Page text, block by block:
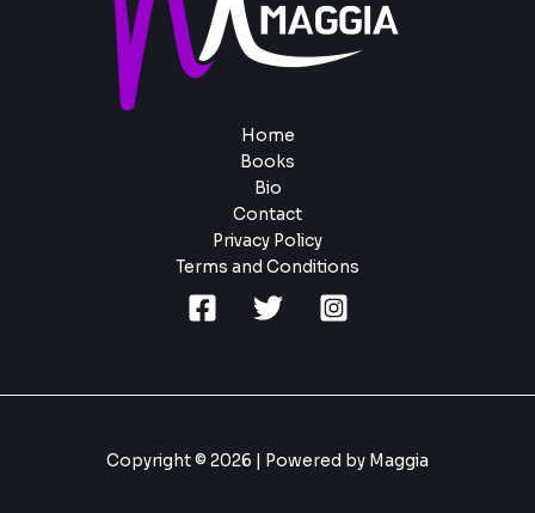
Home
Books
Bio
Contact
Privacy Policy
Terms and Conditions
Copyright © 2026 | Powered by Maggia